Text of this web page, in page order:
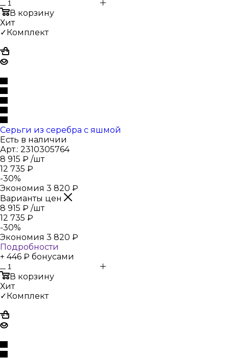
В корзину
Хит
✓Комплект
Серьги из серебра с яшмой
Есть в наличии
Арт.: 2310305764
8 915 ₽ /шт
12 735 ₽
-30%
Экономия 3 820 ₽
Варианты цен
8 915 ₽ /шт
12 735 ₽
-30%
Экономия 3 820 ₽
Подробности
+ 446 ₽ бонусами
В корзину
Хит
✓Комплект